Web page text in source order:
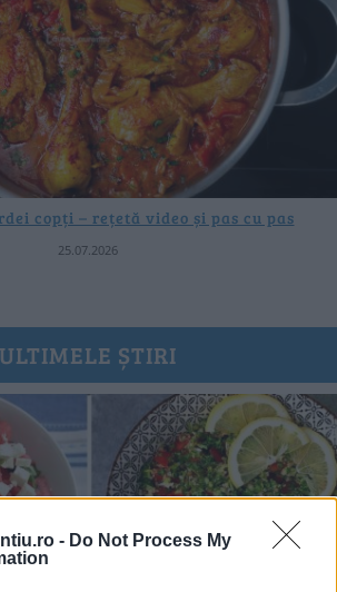
- Do Not Process My
copți – rețetă video și pas cu pas
25.07.2026
ULTIMELE ȘTIRI